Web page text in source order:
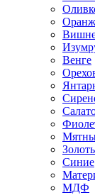
Венге
Синие
МДФ